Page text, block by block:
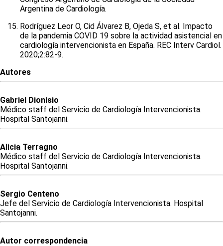
Argentina de Cardiología.
Rodríguez Leor O, Cid Álvarez B, Ojeda S, et al. Impacto
de la pandemia COVID 19 sobre la actividad asistencial en
cardiología intervencionista en España. REC Interv Cardiol.
2020;2:82-9.
Autores
Gabriel Dionisio
Médico staff del Servicio de Cardiología Intervencionista.
Hospital Santojanni.
Alicia Terragno
Médico staff del Servicio de Cardiología Intervencionista.
Hospital Santojanni.
Sergio Centeno
Jefe del Servicio de Cardiología Intervencionista. Hospital
Santojanni.
Autor correspondencia